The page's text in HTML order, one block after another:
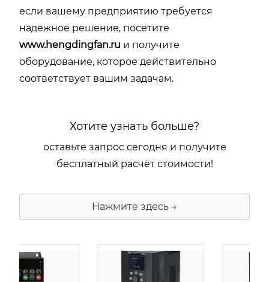
если вашему предприятию требуется
надежное решение, посетите
www.hengdingfan.ru и получите
оборудование, которое действительно
соответствует вашим задачам.
Хотите узнать больше?
оставьте запрос сегодня и получите
бесплатный расчёт стоимости!
Нажмите здесь →